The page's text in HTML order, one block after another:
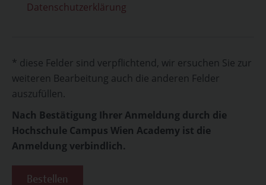
Datenschutzerklärung
* diese Felder sind verpflichtend, wir ersuchen Sie zur
weiteren Bearbeitung auch die anderen Felder
auszufüllen.
Nach Bestätigung Ihrer Anmeldung durch die
Hochschule Campus Wien Academy ist die
Anmeldung verbindlich.